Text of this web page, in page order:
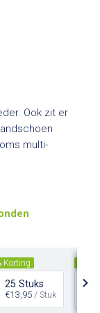
Ook zit er
multi-
Korting
25 Stuks
€13,95 / Stuk